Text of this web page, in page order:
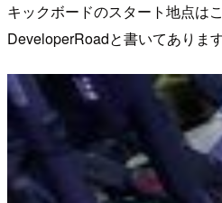
キックボードのスタート地点は
DeveloperRoadと書いてあります